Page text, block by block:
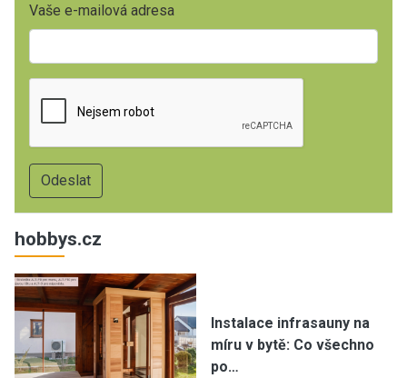
Vaše e-mailová adresa
hobbys.cz
Instalace infrasauny na
míru v bytě: Co všechno
po…